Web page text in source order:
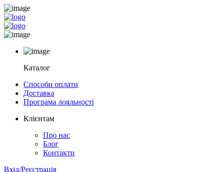
Каталог
Способи оплати
Доставка
Програма лояльності
Клієнтам
Про нас
Блог
Контакти
Вхід/Реєстрація